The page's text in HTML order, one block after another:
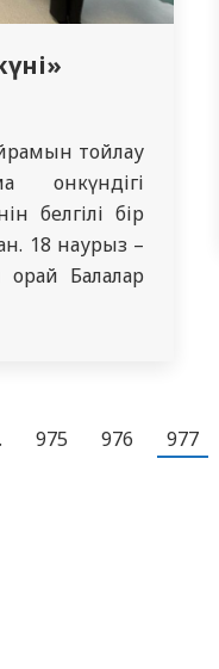
тойлау
онкүндігі
белгілі бір
18 наурыз –
орай Балалар
кафедрасы
салт-
975 976 977